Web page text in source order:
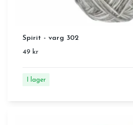
Spirit - varg 302
49 kr
I lager